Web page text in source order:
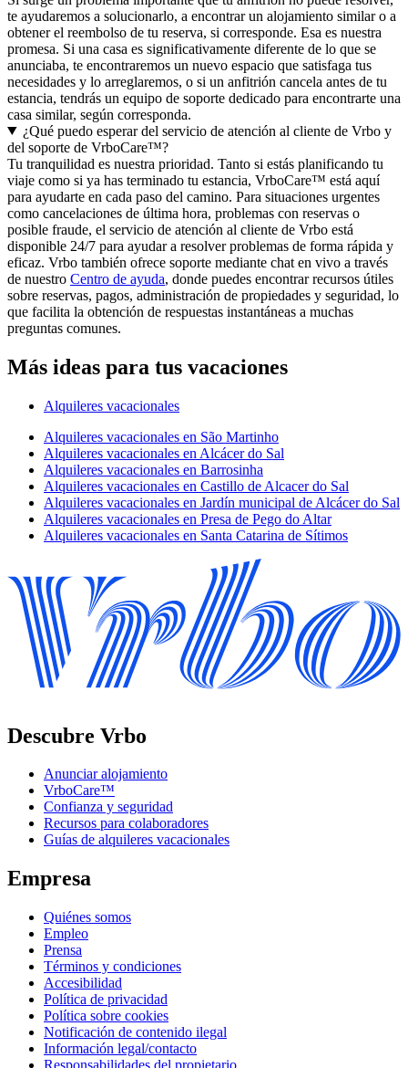
te ayudaremos a solucionarlo, a encontrar un alojamiento similar o a
obtener el reembolso de tu reserva, si corresponde. Esa es nuestra
promesa. Si una casa es significativamente diferente de lo que se
anunciaba, te encontraremos un nuevo espacio que satisfaga tus
necesidades y lo arreglaremos, o si un anfitrión cancela antes de tu
estancia, tendrás un equipo de soporte dedicado para encontrarte una
casa similar, según corresponda.
¿Qué puedo esperar del servicio de atención al cliente de Vrbo y
del soporte de VrboCare™?
Tu tranquilidad es nuestra prioridad. Tanto si estás planificando tu
viaje como si ya has terminado tu estancia, VrboCare™ está aquí
para ayudarte en cada paso del camino. Para situaciones urgentes
como cancelaciones de última hora, problemas con reservas o
posible fraude, el servicio de atención al cliente de Vrbo está
disponible 24/7 para ayudar a resolver problemas de forma rápida y
eficaz. Vrbo también ofrece soporte mediante chat en vivo a través
de nuestro Centro de ayuda, donde puedes encontrar recursos útiles
sobre reservas, pagos, administración de propiedades y seguridad, lo
que facilita la obtención de respuestas instantáneas a muchas
preguntas comunes.
Más ideas para tus vacaciones
Alquileres vacacionales
Alquileres vacacionales en São Martinho
Alquileres vacacionales en Alcácer do Sal
Alquileres vacacionales en Barrosinha
Alquileres vacacionales en Castillo de Alcacer do Sal
Alquileres vacacionales en Jardín municipal de Alcácer do Sal
Alquileres vacacionales en Presa de Pego do Altar
Alquileres vacacionales en Santa Catarina de Sítimos
Descubre Vrbo
Anunciar alojamiento
VrboCare™
Confianza y seguridad
Recursos para colaboradores
Guías de alquileres vacacionales
Empresa
Quiénes somos
Empleo
Prensa
Términos y condiciones
Accesibilidad
Política de privacidad
Política sobre cookies
Notificación de contenido ilegal
Información legal/contacto